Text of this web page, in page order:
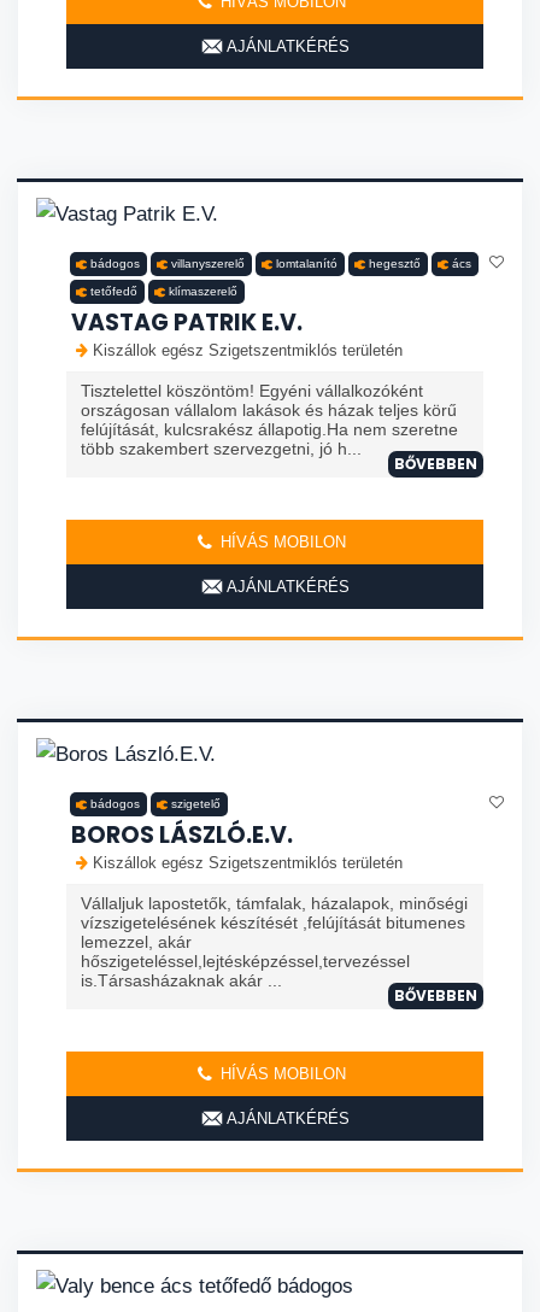
AJÁNLATKÉRÉS
bádogos villanyszerelő lomtalanító hegesztő ács
tetőfedő klímaszerelő
VASTAG PATRIK E.V.
Kiszállok egész Szigetszentmiklós területén
Tisztelettel köszöntöm! Egyéni vállalkozóként
országosan vállalom lakások és házak teljes körű
felújítását, kulcsrakész állapotig.Ha nem szeretne
több szakembert szervezgetni, jó h...
BŐVEBBEN
HÍVÁS MOBILON
AJÁNLATKÉRÉS
bádogos szigetelő
BOROS LÁSZLÓ.E.V.
Kiszállok egész Szigetszentmiklós területén
Vállaljuk lapostetők, támfalak, házalapok, minőségi
vízszigetelésének készítését ,felújítását bitumenes
lemezzel, akár
hőszigeteléssel,lejtésképzéssel,tervezéssel
is.Társasházaknak akár ...
BŐVEBBEN
HÍVÁS MOBILON
AJÁNLATKÉRÉS